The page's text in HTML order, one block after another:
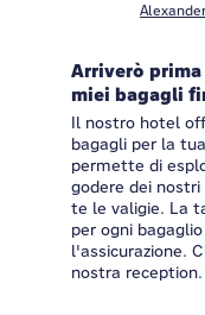
Arriverò
miei bagagli
Il nostro hotel
bagagli per la
permette di
godere dei nostri
te le valigie. La
per ogni
l'assicurazione.
nostra reception.